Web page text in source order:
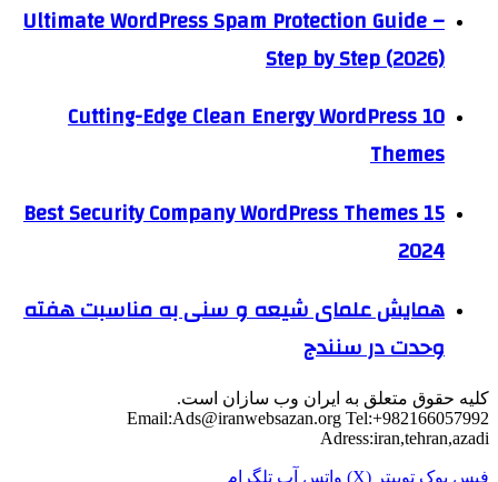
Ultimate WordPress Spam Protection Guide –
Step by Step (2026)
10 Cutting-Edge Clean Energy WordPress
Themes
15 Best Security Company WordPress Themes
2024
همایش علمای شیعه و سنی به مناسبت هفته
وحدت در سنندج
کلیه حقوق متعلق به ایران وب سازان است.
Email:Ads@iranwebsazan.org Tel:+982166057992
Adress:iran,tehran,azadi
فیس بوک توییتر (X) واتس آپ تلگرام